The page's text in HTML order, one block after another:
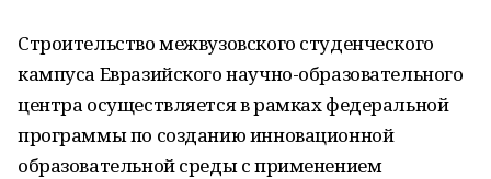
Строительство межвузовского студенческого
кампуса Евразийского научно-образовательного
центра осуществляется в рамках федеральной
программы по созданию инновационной
образовательной среды с применением